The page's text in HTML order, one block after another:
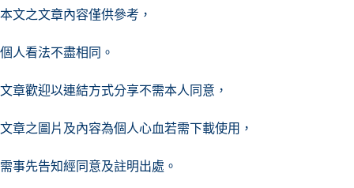
本文之文章內容僅供參考，
個人看法不盡相同。
文章歡迎以連結方式分享不需本人同意，
文章之圖片及內容為個人心血若需下載使用，
需事先告知經同意及註明出處。